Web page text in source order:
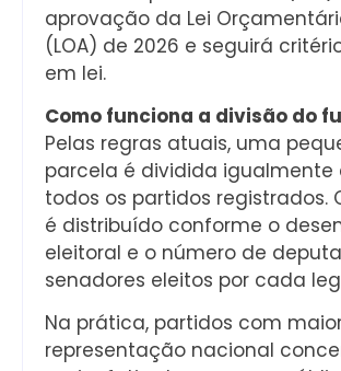
aprovação da Lei
(LOA) de 2026 e seguirá
em lei.
Como funciona a divisão do
Pelas regras atuais, uma
parcela é dividida igualmente
todos os partidos registrados.
é distribuído conforme o
eleitoral e o número de
senadores eleitos por cada
Na prática, partidos com
representação nacional